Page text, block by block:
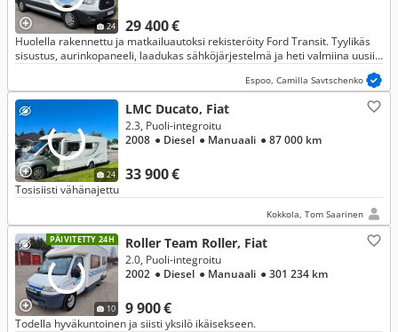
24 29 400 €
Huolella rakennettu ja matkailuautoksi rekisteröity Ford Transit. Tyylikäs
sisustus, aurinkopaneeli, laadukas sähköjärjestelmä ja heti valmiina uusiin
Espoo, Camilla Savtschenko
24
LMC Ducato, Fiat
33 900 €
2.3, Puoli-integroitu
2008 ● Diesel ● Manuaali ● 87 000 km
Tosisiisti vähänajettu
Kokkola, Tom Saarinen
PÄIVITETTY 24H
10
Roller Team Roller, Fiat
9 900 €
2.0, Puoli-integroitu
2002 ● Diesel ● Manuaali ● 301 234 km
Todella hyväkuntoinen ja siisti yksilö ikäisekseen.